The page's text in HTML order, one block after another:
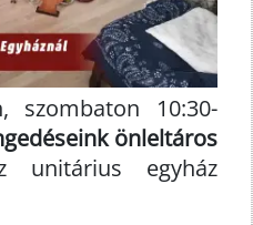
szombaton 10:30-
önleltáros
egyház